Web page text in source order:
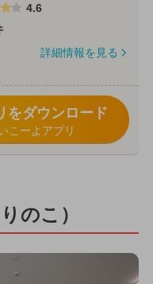
4.6
詳細情報を見る
をダウンロード
こーよアプリ
のこ）